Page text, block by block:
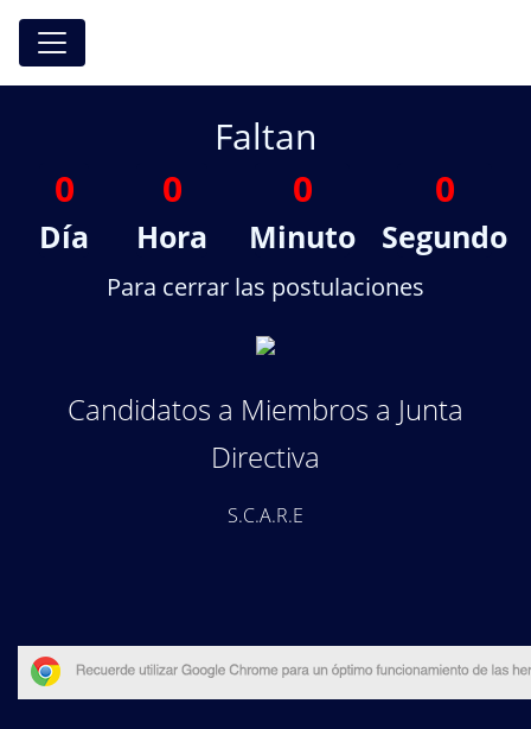
Faltan
0
Día
0
Hora
0
Minuto
0
Segundo
Para cerrar las postulaciones
Candidatos a Miembros a Junta
Directiva
S.C.A.R.E